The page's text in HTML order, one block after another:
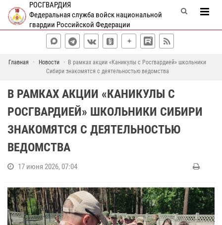
РОСГВАРДИЯ
Федеральная служба войск национальной
гвардии Российской Федерации
Главная Новости
В рамках акции «Каникулы с Росгвардией» школьники
Сибири знакомятся с деятельностью ведомства
В РАМКАХ АКЦИИ «КАНИКУЛЫ С
РОСГВАРДИЕЙ» ШКОЛЬНИКИ СИБИРИ
ЗНАКОМЯТСЯ С ДЕЯТЕЛЬНОСТЬЮ
ВЕДОМСТВА
17 июня 2026, 07:04